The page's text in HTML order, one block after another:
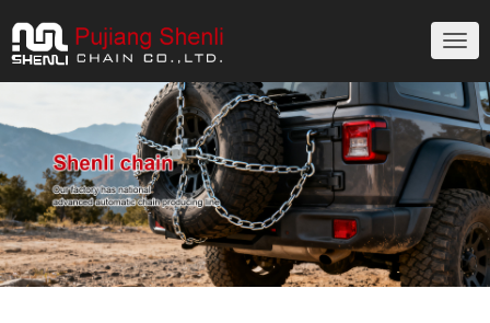
切
换
导
航